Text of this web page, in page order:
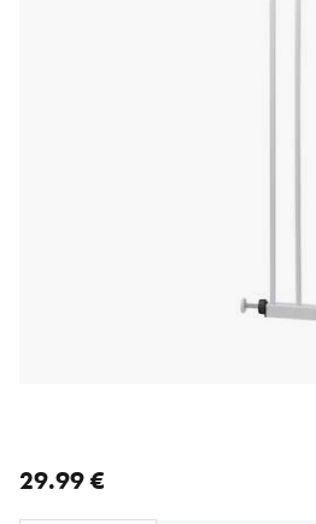
29.99 €